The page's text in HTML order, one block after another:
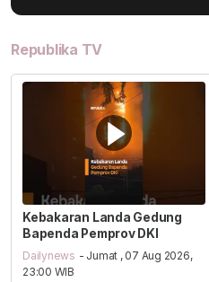
Republika TV
Kebakaran Landa Gedung
Bapenda Pemprov DKI
Dailynews - Jumat , 07 Aug 2026,
23:00 WIB